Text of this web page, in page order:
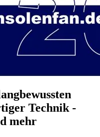
Technik -
mehr